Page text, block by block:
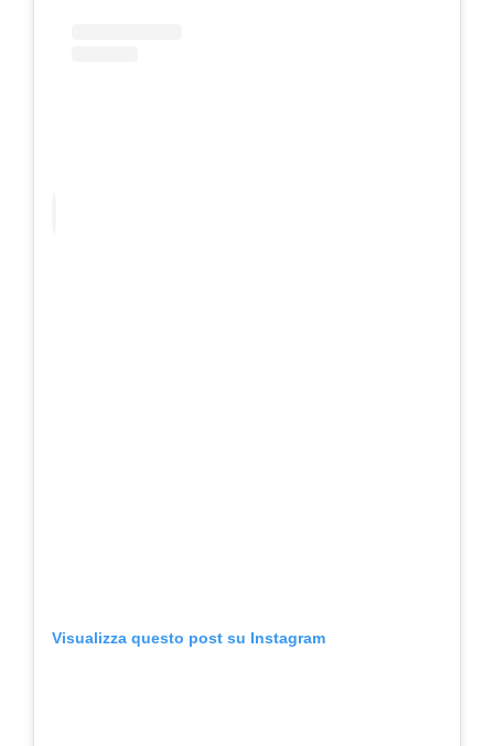
Visualizza questo post su Instagram